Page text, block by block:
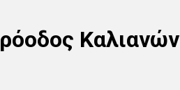
Καλιανών